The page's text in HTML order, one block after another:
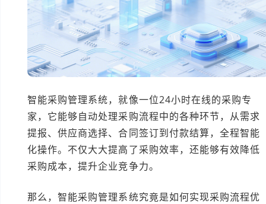
智能采购管理系统，就像一位24小时在线的采购专
家，它能够自动处理采购流程中的各种环节，从需求
提报、供应商选择、合同签订到付款结算，全程智能
化操作。不仅大大提高了采购效率，还能够有效降低
采购成本，提升企业竞争力。
那么，智能采购管理系统究竟是如何实现采购流程优